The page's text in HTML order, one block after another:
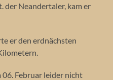
der Neandertaler, kam er
er den erdnächsten
06. Februar leider nicht